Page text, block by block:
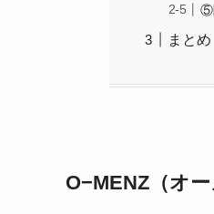
⑤
まとめ
O−MENZ（オ